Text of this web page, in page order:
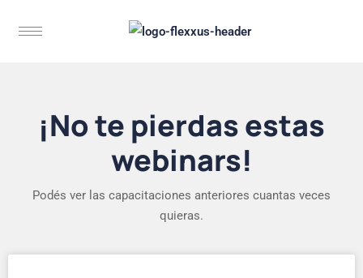
¡No te pierdas estas
webinars!
Podés ver las capacitaciones anteriores cuantas veces
quieras.